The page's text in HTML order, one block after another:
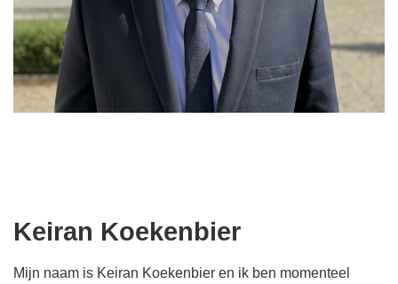
Keiran Koekenbier
Mijn naam is Keiran Koekenbier en ik ben momenteel